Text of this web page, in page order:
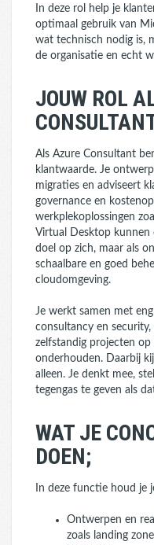
In deze rol help je
optimaal gebruik van
wat technisch nodig is,
de organisatie en echt
JOUW ROL
Als Azure Consultant
klantwaarde. Je
migraties en adviseert
governance en
werkplekoplossingen
Virtual Desktop kunnen
doel op zich, maar als
schaalbare en goed
cloudomgeving.
Je werkt samen met
consultancy en
zelfstandig projecten
onderhouden. Daarbij
alleen. Je denkt mee,
tegengas te geven als
WAT JE
DOEN;
In deze functie houd je
Ontwerpen en
zoals landing